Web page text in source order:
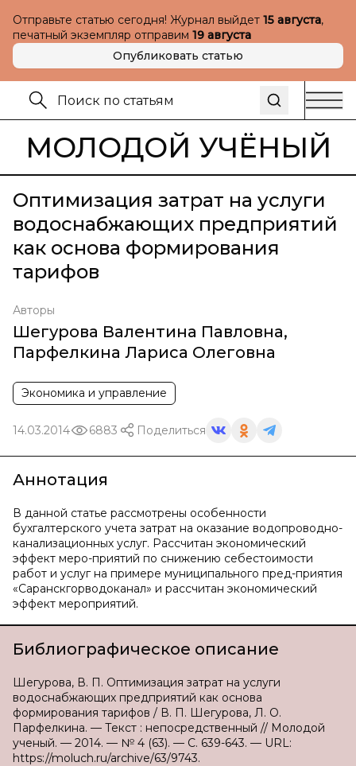
Отправьте статью сегодня! Журнал выйдет 15 августа,
печатный экземпляр отправим 19 августа
Опубликовать статью
МОЛОДОЙ УЧЁНЫЙ
Оптимизация затрат на услуги
водоснабжающих предприятий
как основа формирования
тарифов
Авторы
Шегурова Валентина Павловна,
Парфелкина Лариса Олеговна
Экономика и управление
14.03.2014 6883 Поделиться
Аннотация
В данной статье рассмотрены особенности
бухгалтерского учета затрат на оказание водопроводно-
канализационных услуг. Рассчитан экономический
эффект меро-приятий по снижению себестоимости
работ и услуг на примере муниципального пред-приятия
«Саранскгорводоканал» и рассчитан экономический
эффект мероприятий.
Библиографическое описание
Шегурова, В. П. Оптимизация затрат на услуги
водоснабжающих предприятий как основа
формирования тарифов / В. П. Шегурова, Л. О.
Парфелкина. — Текст : непосредственный // Молодой
ученый. — 2014. — № 4 (63). — С. 639-643. — URL:
https://moluch.ru/archive/63/9743.